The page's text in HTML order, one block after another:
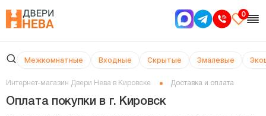
0
Межкомнатные Входные Скрытые Эмалевые
Интернет-магазин Двери Нева в Кировске Доставка и оплата
Оплата покупки в г. Кировск